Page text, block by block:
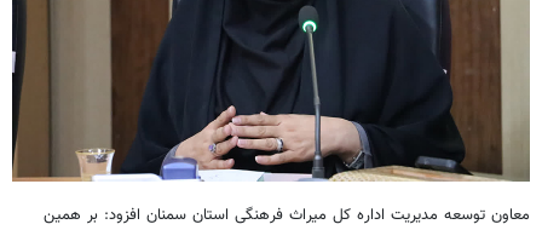
معاون توسعه مدیریت اداره کل میراث فرهنگی استان سمنان افزود: بر همین